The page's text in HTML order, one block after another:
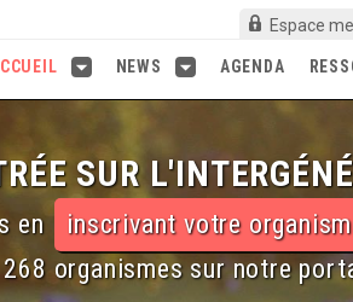
Espace
AGENDA
NEWS
SUR
en inscrivant votre
organismes sur notre